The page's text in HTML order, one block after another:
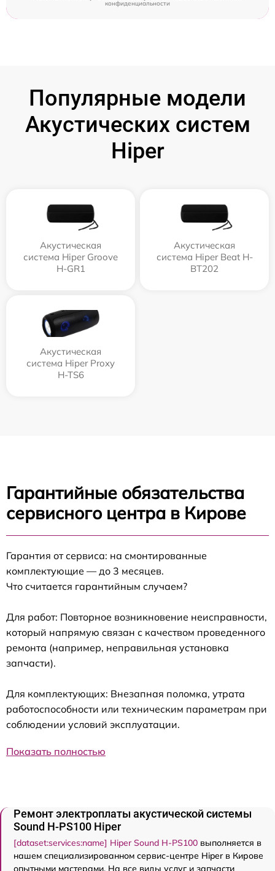
конфиденциальности
Популярные модели
Акустических систем
Hiper
Акустическая
система Hiper Groove
H-GR1
Акустическая
система Hiper Beat H-
BT202
Акустическая
система Hiper Proxy
H-TS6
Гарантийные обязательства
сервисного центра в Кирове
Гарантия от сервиса: на смонтированные
комплектующие — до 3 месяцев.
Что считается гарантийным случаем?
Для работ: Повторное возникновение неисправности,
который напрямую связан с качеством проведенного
ремонта (например, неправильная установка
запчасти).
Для комплектующих: Внезапная поломка, утрата
работоспособности или техническим параметрам при
соблюдении условий эксплуатации.
Показать полностью
Ремонт электроплаты акустической системы
Sound H-PS100 Hiper
[dataset:services:name] Hiper Sound H-PS100 выполняется в
нашем специализированном сервис-центре Hiper в Кирове